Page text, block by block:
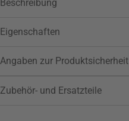
Beschreibung
Eigenschaften
Angaben zur Produktsicherheit
Zubehör- und Ersatzteile